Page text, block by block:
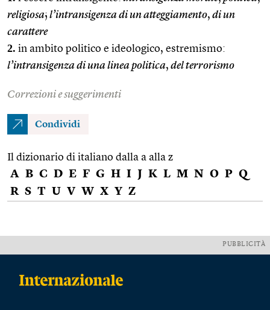
religiosa; l’intransigenza di un atteggiamento, di un
carattere
2. in ambito politico e ideologico, estremismo:
l’intransigenza di una linea politica, del terrorismo
Correzioni e suggerimenti
Condividi
Il dizionario di italiano dalla a alla z
A B C D E F G H I J K L M N O P Q
R S T U V W X Y Z
PUBBLICITÀ